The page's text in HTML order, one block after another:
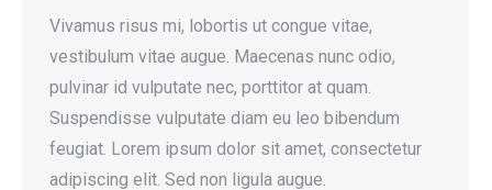
Vivamus risus mi, lobortis ut congue vitae,
vestibulum vitae augue. Maecenas nunc odio,
pulvinar id vulputate nec, porttitor at quam.
Suspendisse vulputate diam eu leo bibendum
feugiat. Lorem ipsum dolor sit amet, consectetur
adipiscing elit. Sed non ligula augue.